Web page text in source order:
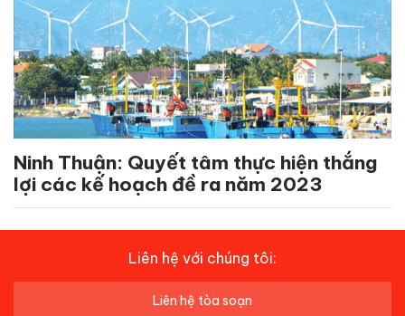
Ninh Thuận: Quyết tâm thực hiện thắng
lợi các kế hoạch đề ra năm 2023
Liên hệ với chúng tôi:
Liên hệ tòa soạn